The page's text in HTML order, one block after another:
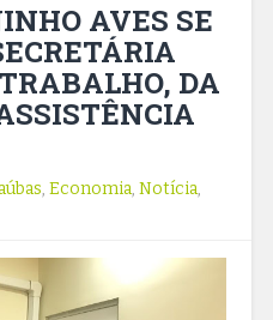
AVES SE
DA
, Economia, Notícia,